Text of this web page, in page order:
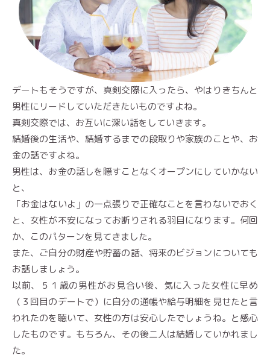
デートもそうですが、真剣交際に入ったら、やはりきちんと
男性にリードしていただきたいものですよね。
真剣交際では、お互いに深い話をしていきます。
結婚後の生活や、結婚するまでの段取りや家族のことや、お
金の話ですよね。
男性は、お金の話しを隠すことなくオープンにしていかない
と、
「お金はないよ」の一点張りで正確なことを言わないでおく
と、女性が不安になってお断りされる羽目になります。何回
か、このパターンを見てきました。
また、ご自分の財産や貯蓄の話、将来のビジョンについても
お話しましょう。
以前、５１歳の男性がお見合い後、気に入った女性に早め
（３回目のデートで）に自分の通帳や給与明細を見せたと言
われたのを聴いて、女性の方は安心したでしょうね。と感心
したものです。もちろん、その後二人は結婚していかれまし
た。